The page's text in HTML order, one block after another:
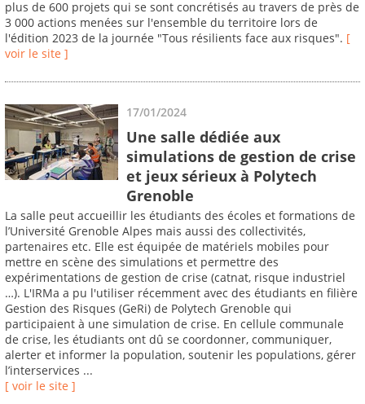
plus de 600 projets qui se sont concrétisés au travers de près de
3 000 actions menées sur l'ensemble du territoire lors de
l'édition 2023 de la journée "Tous résilients face aux risques". [
voir le site ]
17/01/2024
Une salle dédiée aux
simulations de gestion de crise
et jeux sérieux à Polytech
Grenoble
La salle peut accueillir les étudiants des écoles et formations de
l’Université Grenoble Alpes mais aussi des collectivités,
partenaires etc. Elle est équipée de matériels mobiles pour
mettre en scène des simulations et permettre des
expérimentations de gestion de crise (catnat, risque industriel
…). L'IRMa a pu l'utiliser récemment avec des étudiants en filière
Gestion des Risques (GeRi) de Polytech Grenoble qui
participaient à une simulation de crise. En cellule communale
de crise, les étudiants ont dû se coordonner, communiquer,
alerter et informer la population, soutenir les populations, gérer
l’interservices ...
[ voir le site ]